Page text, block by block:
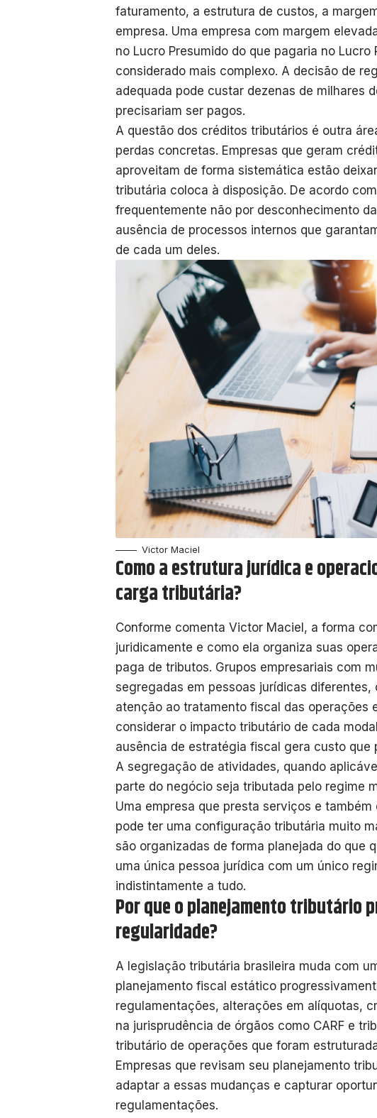
faturamento, a estrutura de custos, a
empresa. Uma empresa com margem
no Lucro Presumido do que pagaria no
considerado mais complexo. A decisão de
adequada pode custar dezenas de milhares
precisariam ser pagos.
A questão dos créditos tributários é outra
perdas concretas. Empresas que geram
aproveitam de forma sistemática estão
tributária coloca à disposição. De acordo
frequentemente não por desconhecimento
ausência de processos internos que
de cada um deles.
Victor Maciel
Como a estrutura jurídica e
carga tributária?
Conforme comenta Victor Maciel, a forma
juridicamente e como ela organiza suas
paga de tributos. Grupos empresariais com
segregadas em pessoas jurídicas
atenção ao tratamento fiscal das operações
considerar o impacto tributário de cada
ausência de estratégia fiscal gera custo que
A segregação de atividades, quando
parte do negócio seja tributada pelo regime
Uma empresa que presta serviços e
pode ter uma configuração tributária muito
são organizadas de forma planejada do que
uma única pessoa jurídica com um único
indistintamente a tudo.
Por que o planejamento tributário
regularidade?
A legislação tributária brasileira muda com
planejamento fiscal estático
regulamentações, alterações em alíquotas,
na jurisprudência de órgãos como CARF e
tributário de operações que foram
Empresas que revisam seu planejamento
adaptar a essas mudanças e capturar
regulamentações.